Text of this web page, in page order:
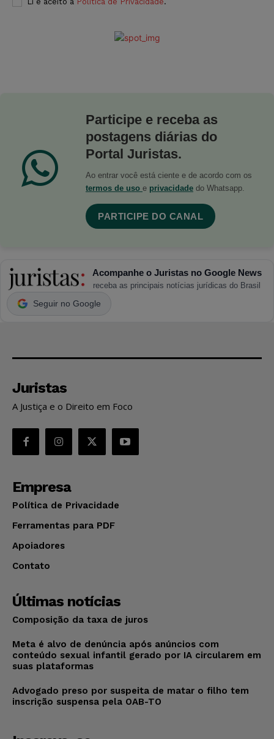
Participe e receba as
postagens diárias do
Portal Juristas.
Ao entrar você está ciente e de acordo com os
termos de uso e privacidade do Whatsapp.
PARTICIPE DO CANAL
Acompanhe o Juristas no Google News
receba as principais notícias jurídicas do Brasil
Seguir no Google
Juristas
A Justiça e o Direito em Foco
Empresa
Política de Privacidade
Ferramentas para PDF
Apoiadores
Contato
Últimas notícias
Composição da taxa de juros
Meta é alvo de denúncia após anúncios com
conteúdo sexual infantil gerado por IA circularem em
suas plataformas
Advogado preso por suspeita de matar o filho tem
inscrição suspensa pela OAB-TO